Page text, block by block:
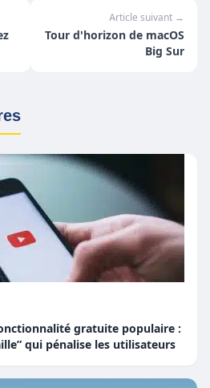
Article suivant →
Tour d'horizon de macOS
Big Sur
gratuite populaire :
qui pénalise les utilisateurs